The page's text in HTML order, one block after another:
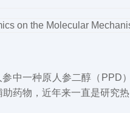
参中一种原人参二醇（PPD
药物，近年来一直是研究热